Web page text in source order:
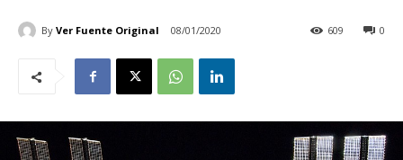
By Ver Fuente Original 08/01/2020 0
609